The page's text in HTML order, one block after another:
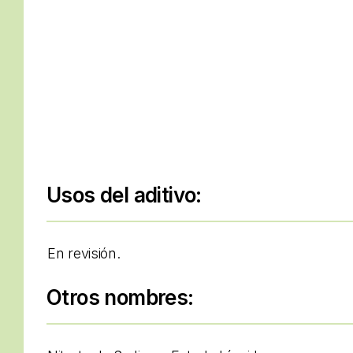
Usos del aditivo:
En revisión.
Otros nombres: